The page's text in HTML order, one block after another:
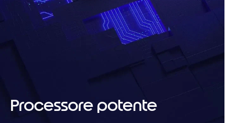
Processore potente